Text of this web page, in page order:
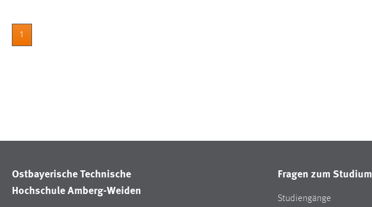
1
Ostbayerische Technische
Hochschule Amberg-Weiden
Fragen zum Studium
Studiengänge
Sprachpräferenz